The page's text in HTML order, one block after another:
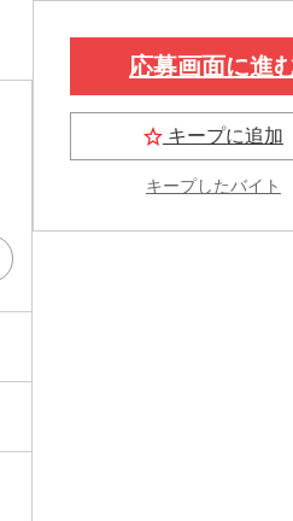
応募画面に進
キープに追加
キープしたバイト